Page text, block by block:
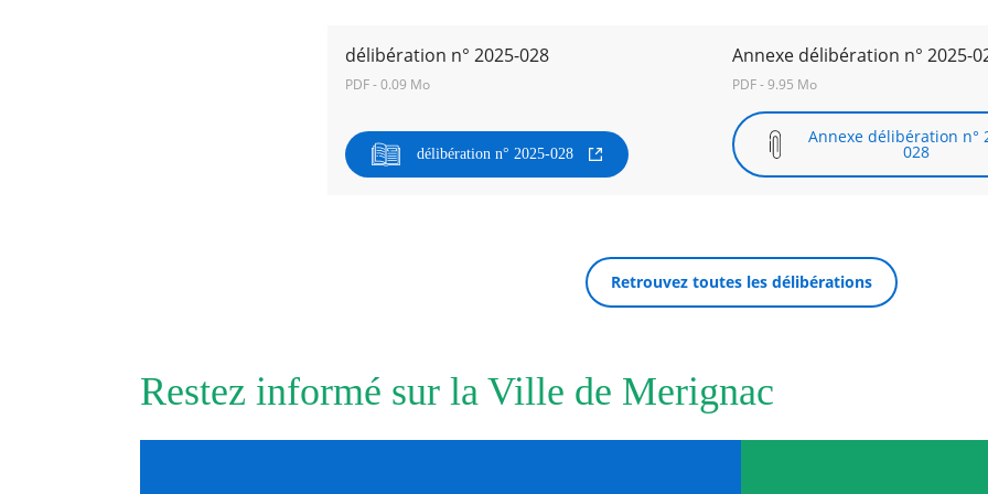
délibération n° 2025-028
PDF - 0.09 Mo
délibération n° 2025-028
Annexe délibération n° 2025-
PDF - 9.95 Mo
Annexe délibération n°
028
Retrouvez toutes les délibérations
Restez informé sur la Ville de Merignac